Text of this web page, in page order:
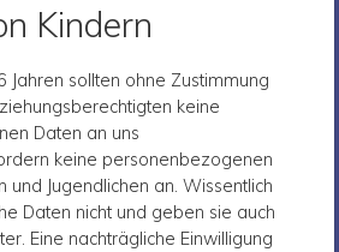
Kindern
Jahren sollten ohne Zustimmung
keine
Daten an uns
keine personenbezogenen
und Jugendlichen an. Wissentlich
Daten nicht und geben sie auch
Eine nachträgliche Einwilligung